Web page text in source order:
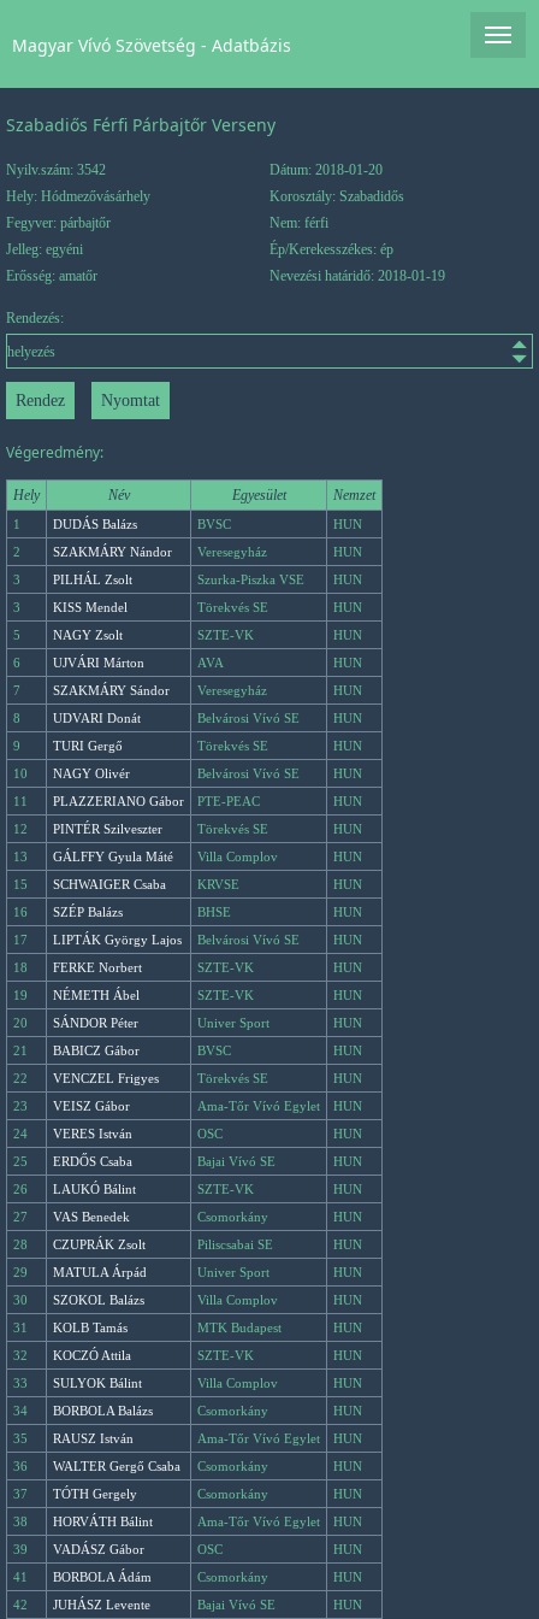
Magyar Vívó Szövetség - Adatbázis
Szabadiős Férfi Párbajtőr Verseny
Nyilv.szám: 3542
Dátum: 2018-01-20
Hely: Hódmezővásárhely
Korosztály: Szabadidős
Fegyver: párbajtőr
Nem: férfi
Jelleg: egyéni
Ép/Kerekesszékes: ép
Erősség: amatőr
Nevezési határidő: 2018-01-19
Rendezés:
Végeredmény:
Hely Név Egyesület Nemzet
1 DUDÁS Balázs BVSC
HUN
2
SZAKMÁRY Nándor Veresegyház
HUN
3
PILHÁL Zsolt Szurka-Piszka VSE
HUN
3
KISS Mendel Törekvés SE
HUN
5
NAGY Zsolt SZTE-VK
HUN
6
UJVÁRI Márton AVA
HUN
7
SZAKMÁRY Sándor Veresegyház
HUN
8
UDVARI Donát Belvárosi Vívó SE
HUN
9
TURI Gergő Törekvés SE
HUN
10
NAGY Olivér Belvárosi Vívó SE
HUN
11
PLAZZERIANO Gábor PTE-PEAC
HUN
12
PINTÉR Szilveszter Törekvés SE
HUN
13
GÁLFFY Gyula Máté Villa Complov
HUN
15
SCHWAIGER Csaba KRVSE
HUN
16
SZÉP Balázs BHSE
HUN
17
LIPTÁK György Lajos Belvárosi Vívó SE
HUN
18
FERKE Norbert SZTE-VK
HUN
19
NÉMETH Ábel SZTE-VK
HUN
20
SÁNDOR Péter Univer Sport
HUN
21
BABICZ Gábor BVSC
HUN
22
VENCZEL Frigyes Törekvés SE
HUN
23
VEISZ Gábor Ama-Tőr Vívó Egylet
HUN
24
VERES István OSC
HUN
25
ERDŐS Csaba Bajai Vívó SE
HUN
26
LAUKÓ Bálint SZTE-VK
HUN
27
VAS Benedek Csomorkány
HUN
28
CZUPRÁK Zsolt Piliscsabai SE
HUN
29
MATULA Árpád Univer Sport
HUN
30
SZOKOL Balázs Villa Complov
HUN
31
KOLB Tamás MTK Budapest
HUN
32
KOCZÓ Attila SZTE-VK
HUN
33
SULYOK Bálint Villa Complov
HUN
34
BORBOLA Balázs Csomorkány
HUN
35
RAUSZ István Ama-Tőr Vívó Egylet
HUN
36
WALTER Gergő Csaba Csomorkány
HUN
37
TÓTH Gergely Csomorkány
HUN
38
HORVÁTH Bálint Ama-Tőr Vívó Egylet
HUN
39
VADÁSZ Gábor OSC
HUN
41
BORBOLA Ádám Csomorkány
HUN
42
JUHÁSZ Levente Bajai Vívó SE HUN